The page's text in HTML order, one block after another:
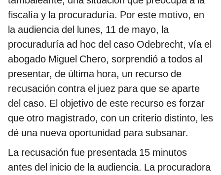
fiscalía y la procuraduría. Por este motivo, en
la audiencia del lunes, 11 de mayo, la
procuraduría ad hoc del caso Odebrecht, vía el
abogado Miguel Chero, sorprendió a todos al
presentar, de última hora, un recurso de
recusación contra el juez para que se aparte
del caso. El objetivo de este recurso es forzar
que otro magistrado, con un criterio distinto, les
dé una nueva oportunidad para subsanar.
La recusación fue presentada 15 minutos
antes del inicio de la audiencia. La procuradora